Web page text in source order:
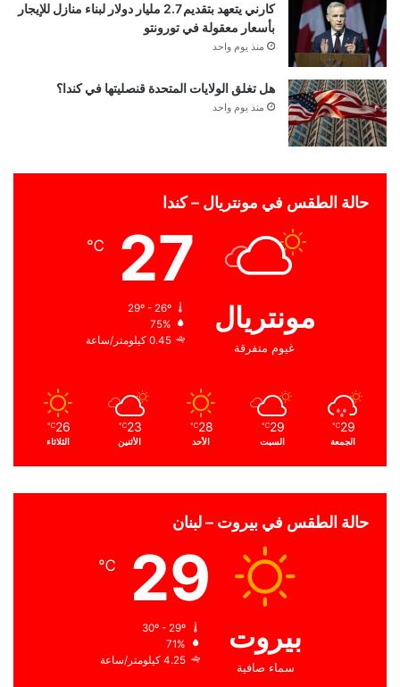
كارني يتعهد بتقديم 2.7 مليار دولار لبناء منازل للإيجار
بأسعار معقولة في تورونتو
منذ يوم واحد
هل تغلق الولايات المتحدة قنصليتها في كندا؟
منذ يوم واحد
حالة الطقس في مونتريال – كندا
مونتريال
غيوم متفرقة
27
℃
29º - 26º
75%
0.45 كيلومتر/ساعة
29
℃
الجمعة
29
℃
السبت
28
℃
الأحد
23
℃
الأثنين
26
℃
الثلاثاء
حالة الطقس في بيروت – لبنان
بيروت
سماء صافية
29
℃
71%
4.25 كيلومتر/ساعة